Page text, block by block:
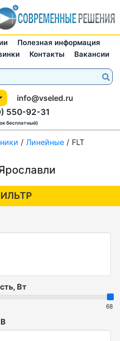
Полезная информация
Контакты Вакансии
info@vseled.ru
550-92-31
бесплатный)
/ Линейные / FLT
Вт
68